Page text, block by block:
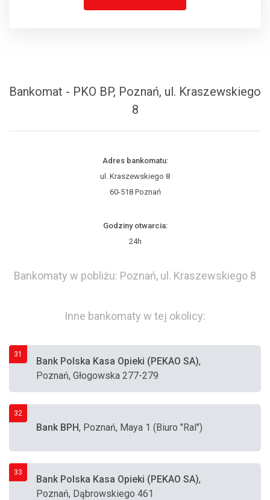
Bankomat - PKO BP, Poznań, ul. Kraszewskiego
8
Adres bankomatu:
ul. Kraszewskiego 8
60-518 Poznań
Godziny otwarcia:
24h
Bankomaty w pobliżu: Poznań, ul. Kraszewskiego 8
Inne bankomaty w tej okolicy:
31
Bank Polska Kasa Opieki (PEKAO SA),
Poznań, Głogowska 277-279
32
Bank BPH, Poznań, Maya 1 (Biuro "Ral")
33
Bank Polska Kasa Opieki (PEKAO SA),
Poznań, Dąbrowskiego 461